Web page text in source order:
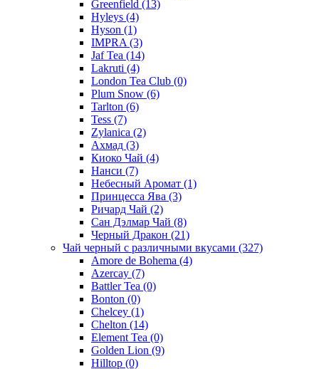
Greenfield (13)
Hyleys (4)
Hyson (1)
IMPRA (3)
Jaf Tea (14)
Lakruti (4)
London Tea Club (0)
Plum Snow (6)
Tarlton (6)
Tess (7)
Zylanica (2)
Ахмад (3)
Киоко Чай (4)
Нанси (7)
Небесный Аромат (1)
Принцесса Ява (3)
Ричард Чай (2)
Сан Дэлмар Чай (8)
Черный Дракон (21)
Чай черный с различными вкусами (327)
Amore de Bohema (4)
Azercay (7)
Battler Tea (0)
Bonton (0)
Chelcey (1)
Chelton (14)
Element Tea (0)
Golden Lion (9)
Hilltop (0)